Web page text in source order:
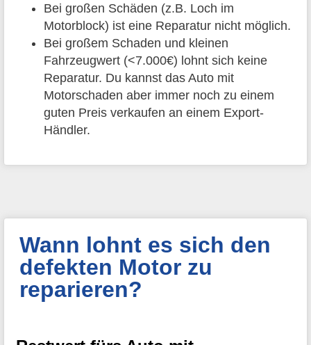
Bei großen Schäden (z.B. Loch im
Motorblock) ist eine Reparatur nicht möglich.
Bei großem Schaden und kleinen
Fahrzeugwert (<7.000€) lohnt sich keine
Reparatur. Du kannst das Auto mit
Motorschaden aber immer noch zu einem
guten Preis verkaufen an einem Export-
Händler.
Wann lohnt es sich den
defekten Motor zu
reparieren?